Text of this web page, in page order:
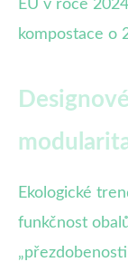
EU v roce
kompostace o
Ekologické
funkčnost